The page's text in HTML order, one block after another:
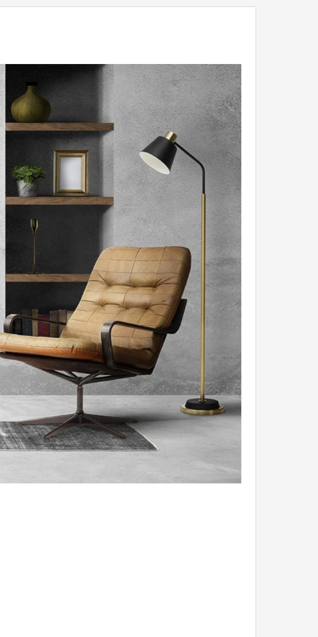
komentar, oziroma opombo.
informacije.
prepišite kodo v prazno polje in pritisnite